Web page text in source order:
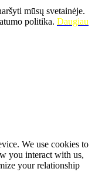
mūsų svetainėje.
politika. Daugiau
We use cookies to
you interact with us,
your relationship